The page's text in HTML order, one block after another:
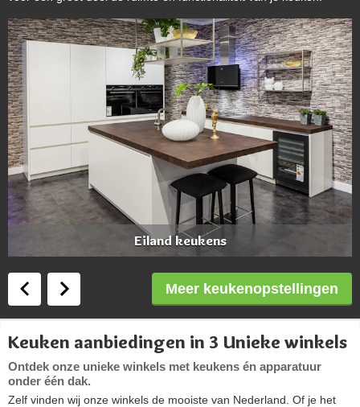
Eiland keukens
Meer keukenopstellingen
Keuken aanbiedingen in 3 Unieke winkels
Ontdek onze unieke winkels met keukens én apparatuur
onder één dak.
Zelf vinden wij onze winkels de mooiste van Nederland. Of je het